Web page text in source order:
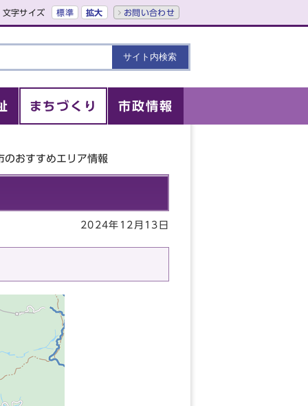
文字サイズ 標準 拡大 お問い合わせ
まちづくり 市政情報
のおすすめエリア情報
2024年12月13日